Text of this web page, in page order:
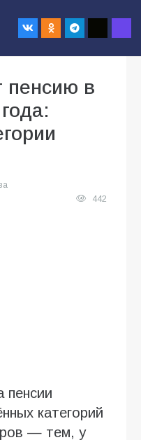
пенсию в
442
пенсии
категорий
— тем, у